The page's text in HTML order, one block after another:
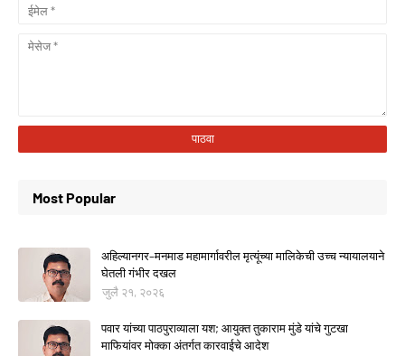
Most Popular
अहिल्यानगर–मनमाड महामार्गावरील मृत्यूंच्या मालिकेची उच्च न्यायालयाने
घेतली गंभीर दखल
जुलै २१, २०२६
पवार यांच्या पाठपुराव्याला यश; आयुक्त तुकाराम मुंडे यांचे गुटखा
माफियांवर मोक्का अंतर्गत कारवाईचे आदेश